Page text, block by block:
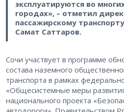
эксплуатируются во
городах», – отметил
пассажирскому
Самат Саттаров.
Сочи участвует в программе
состава наземного
транспорта в рамках
«Общесистемные меры
национального проекта